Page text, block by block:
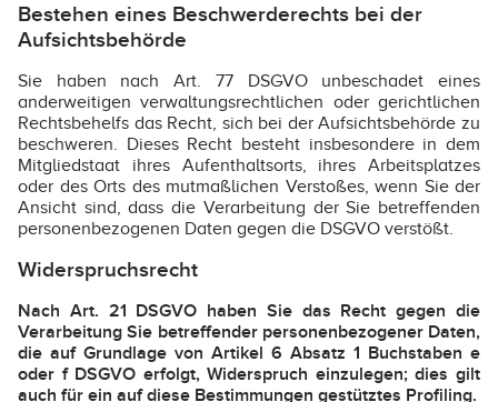
Bestehen eines Beschwerderechts bei der
Aufsichtsbehörde
Sie haben nach Art. 77 DSGVO unbeschadet eines
anderweitigen verwaltungsrechtlichen oder gerichtlichen
Rechtsbehelfs das Recht, sich bei der Aufsichtsbehörde zu
beschweren. Dieses Recht besteht insbesondere in dem
Mitgliedstaat ihres Aufenthaltsorts, ihres Arbeitsplatzes
oder des Orts des mutmaßlichen Verstoßes, wenn Sie der
Ansicht sind, dass die Verarbeitung der Sie betreffenden
personenbezogenen Daten gegen die DSGVO verstößt.
Widerspruchsrecht
Nach Art. 21 DSGVO haben Sie das Recht gegen die
Verarbeitung Sie betreffender personenbezogener Daten,
die auf Grundlage von Artikel 6 Absatz 1 Buchstaben e
oder f DSGVO erfolgt, Widerspruch einzulegen; dies gilt
auch für ein auf diese Bestimmungen gestütztes Profiling.